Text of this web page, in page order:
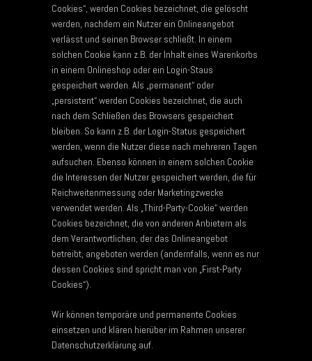
Cookies“, werden Cookies bezeichnet, die gelöscht
werden, nachdem ein Nutzer ein Onlineangebot
verlässt und seinen Browser schließt. In einem
solchen Cookie kann z.B. der Inhalt eines Warenkorbs
in einem Onlineshop oder ein Login-Staus
gespeichert werden. Als „permanent“ oder
„persistent“ werden Cookies bezeichnet, die auch
nach dem Schließen des Browsers gespeichert
bleiben. So kann z.B. der Login-Status gespeichert
werden, wenn die Nutzer diese nach mehreren Tagen
aufsuchen. Ebenso können in einem solchen Cookie
die Interessen der Nutzer gespeichert werden, die für
Reichweitenmessung oder Marketingzwecke
verwendet werden. Als „Third-Party-Cookie“ werden
Cookies bezeichnet, die von anderen Anbietern als
dem Verantwortlichen, der das Onlineangebot
betreibt, angeboten werden (andernfalls, wenn es nur
dessen Cookies sind spricht man von „First-Party
Cookies“).
Wir können temporäre und permanente Cookies
einsetzen und klären hierüber im Rahmen unserer
Datenschutzerklärung auf.